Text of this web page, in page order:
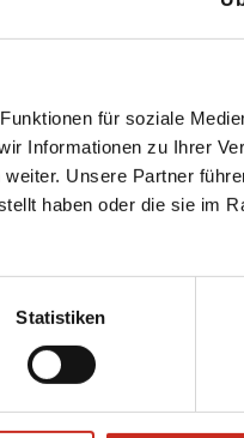
für soziale
Informationen zu Ihrer
Unsere Partner
haben oder die sie im
Statistiken